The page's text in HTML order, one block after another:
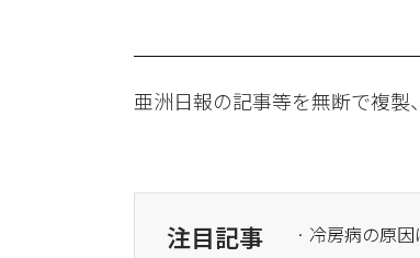
亜洲日報の記事等を無断で複製
注目記事
· 冷房病の原